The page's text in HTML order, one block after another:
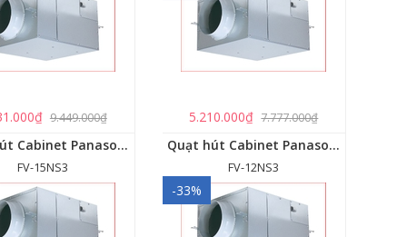
9.449.000₫ 5.210.000₫ 7.777.000₫
Quạt hút Cabinet Panasonic FV-15NS3
FV-15NS3
Quạt hút Cabinet Panasonic FV-12NS3
FV-12NS3
-33%